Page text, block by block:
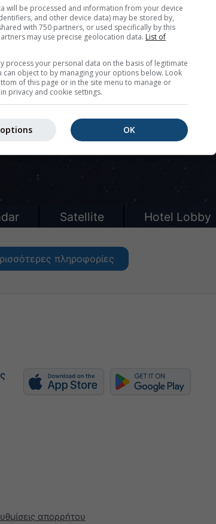
πληροφορίες
απορρήτου
will be processed and information from your device
and other device data) may be stored by,
with 750 partners, or used specifically by this
may use precise geolocation data. List of
process your personal data on the basis of legitimate
can object to by managing your options below. Look
of this page or in the site menu to manage or
privacy and cookie settings.
OK